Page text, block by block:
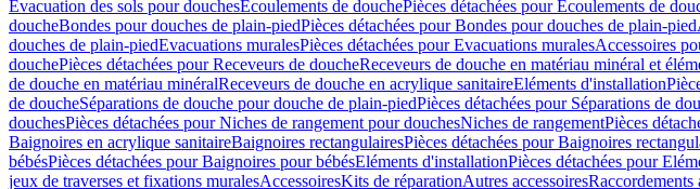
Evacuation des sols pour douchesEcoulements de douchePièces détachées pour Ecoulements de
doucheBondes pour douches de plain-piedPièces détachées pour Bondes pour douches de plain-pied
douches de plain-piedEvacuations muralesPièces détachées pour Evacuations muralesAccessoires
douchePièces détachées pour Receveurs de doucheReceveurs de douche en matériau minéral et
de douche en matériau minéralReceveurs de douche en acrylique sanitaireEléments d'installation
de doucheSéparations de douche pour douche de plain-piedPièces détachées pour Séparations de
douchesPièces détachées pour Niches de rangement pour douchesNiches de rangementPièces
Baignoires en acrylique sanitaireBaignoires rectangulairesPièces détachées pour Baignoires
bébésPièces détachées pour Baignoires pour bébésEléments d'installationPièces détachées pour
jeux de traverses et fixations muralesAccessoiresKits de réparationAutres accessoiresRaccordements